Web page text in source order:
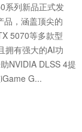
系列新品正式发
品，涵盖顶尖的
5070等多款型
拥有强大的AI功
NVIDIA DLSS 4提
G...